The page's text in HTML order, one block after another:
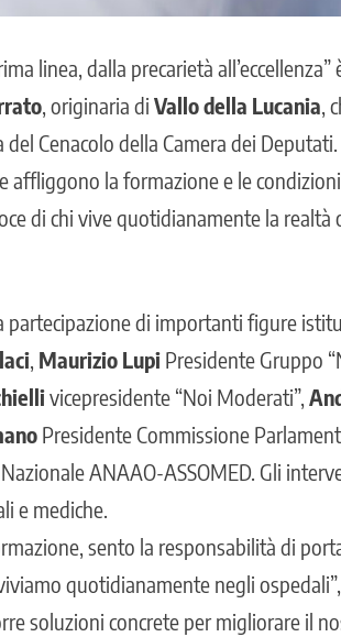
linea, dalla precarietà
, originaria di Vallo della Lucania,
del Cenacolo della Camera dei
affliggono la formazione e le
di chi vive quotidianamente la realtà
partecipazione di importanti figure
Maurizio Lupi Presidente Gruppo
vicepresidente “Noi Moderati”,
Presidente Commissione
ANAAO-ASSOMED. Gli
e mediche.
sento la responsabilità di
quotidianamente negli
soluzioni concrete per migliorare il